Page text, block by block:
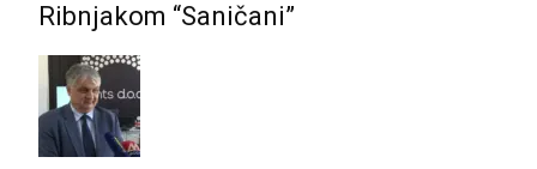
Ribnjakom “Saničani”